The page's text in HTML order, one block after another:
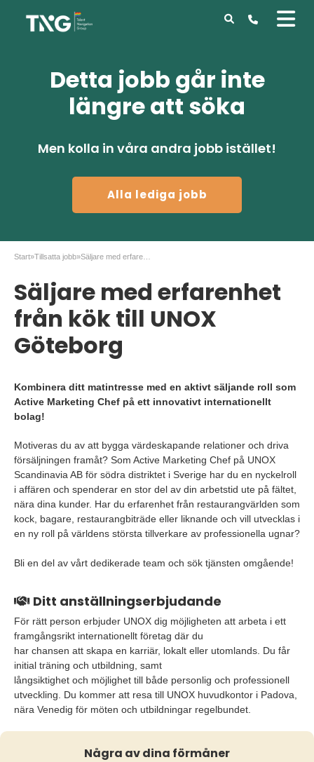
Detta jobb går inte
längre att söka
Men kolla in våra andra jobb istället!
Alla lediga jobb
Start»Tillsatta jobb»
Säljare med erfarenhet
från kök till UNOX
Göteborg
Kombinera ditt matintresse med en aktivt säljande roll som
Active Marketing Chef på ett innovativt internationellt
bolag!
Motiveras du av att bygga värdeskapande relationer och driva
försäljningen framåt? Som Active Marketing Chef på UNOX
Scandinavia AB för södra distriktet i Sverige har du en nyckelroll
i affären och spenderar en stor del av din arbetstid ute på fältet,
nära dina kunder. Har du erfarenhet från restaurangvärlden som
kock, bagare, restaurangbiträde eller liknande och vill utvecklas i
en ny roll på världens största tillverkare av professionella ugnar?
Bli en del av vårt dedikerade team och sök tjänsten omgående!
Ditt anställningserbjudande
För rätt person erbjuder UNOX dig möjligheten att arbeta i ett
framgångsrikt internationellt företag där du
har chansen att skapa en karriär, lokalt eller utomlands. Du får
initial träning och utbildning, samt
långsiktighet och möjlighet till både personlig och professionell
utveckling. Du kommer att resa till UNOX huvudkontor i Padova,
nära Venedig för möten och utbildningar regelbundet.
Några av dina förmåner